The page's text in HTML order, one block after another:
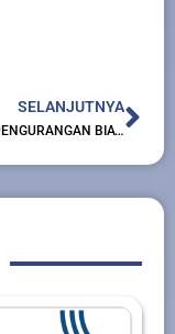
SELANJUTNYA
TRAINING PENGURANGAN BIAYA DALAM OPERASI MANUFAKTUR